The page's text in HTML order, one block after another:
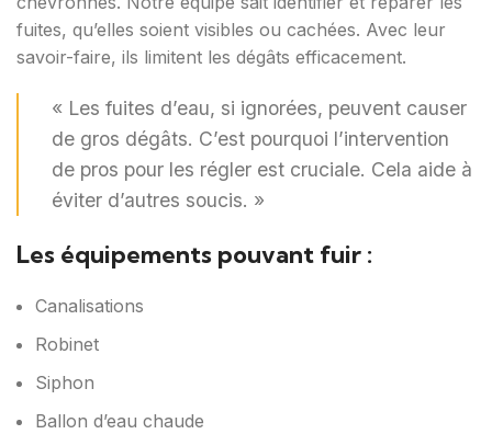
fuites, qu’elles soient visibles ou cachées. Avec leur
savoir-faire, ils limitent les dégâts efficacement.
« Les fuites d’eau, si ignorées, peuvent causer
de gros dégâts. C’est pourquoi l’intervention
de pros pour les régler est cruciale. Cela aide à
éviter d’autres soucis. »
Les équipements pouvant fuir :
Canalisations
Robinet
Siphon
Ballon d’eau chaude